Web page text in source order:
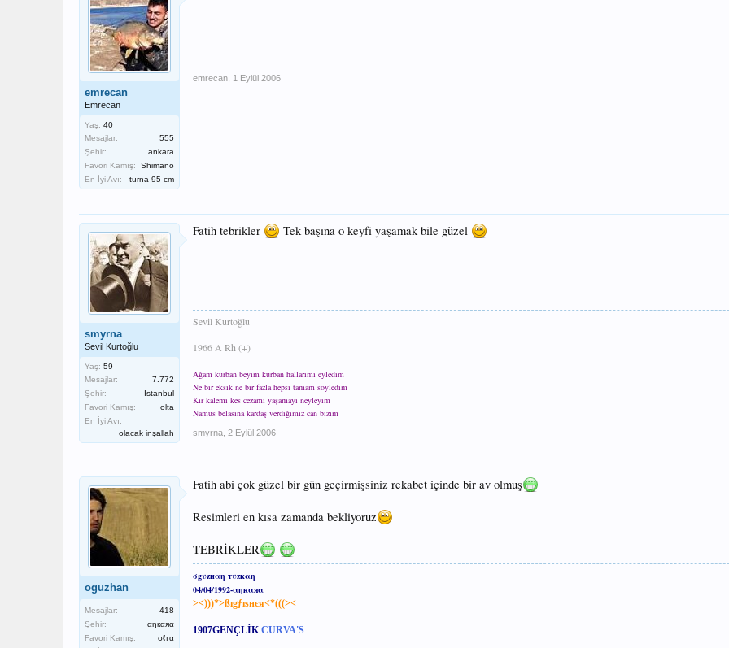
emrecan
Emrecan
Yaş: 40
Mesajlar:
555
Şehir:
ankara
Favori Kamış:
Shimano
En İyi Avı:
turna 95 cm
emrecan 1 Eylül 2006
smyrna
Sevil Kurtoğlu
Yaş: 59
Mesajlar:
7.772
Şehir:
İstanbul
Favori Kamış:
olta
En İyi Avı:
olacak inşallah
Fatih tebrikler Tek başına o keyfi yaşamak bile güzel
Sevil Kurtoğlu
1966 A Rh (+)
Ağam kurban beyim kurban hallarimi eyledim
Ne bir eksik ne bir fazla hepsi tamam söyledim
Kır kalemi kes cezamı yaşamayı neyleyim
Namus belasına kardaş verdiğimiz can bizim
smyrna 2 Eylül 2006
oguzhan
Mesajlar:
418
Şehir:
αηкαяα
Favori Kamış:
σℓтα
Fatih abi çok güzel bir gün geçirmişsiniz rekabet içinde bir av olmuş
Resimleri en kısa zamanda bekliyoruz
TEBRİKLER
σgυzнαη тυzкαη
04/04/1992-αηкαяα
><)))*>ßıgƒıѕнєя<*(((><
1907GENÇLİK CURVA'S